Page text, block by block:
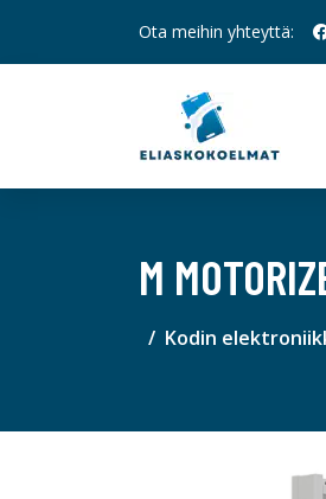
Ota meihin yhteyttä:
M
Kodin